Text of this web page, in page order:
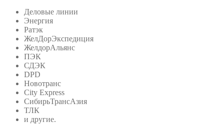
Деловые линии
Энергия
Ратэк
ЖелДорЭкспедиция
ЖелдорАльянс
ПЭК
СДЭК
DPD
Новотранс
City Express
СибирьТрансАзия
ТЛК
и другие.